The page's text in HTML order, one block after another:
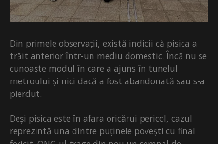
Din primele observații, există indicii că pisica a
trăit anterior într-un mediu domestic. Încă nu se
cunoaște modul în care a ajuns în tunelul
metroului și nici dacă a fost abandonată sau s-a
pierdut.
Deși pisica este în afara oricărui pericol, cazul
reprezintă una dintre puținele povești cu final